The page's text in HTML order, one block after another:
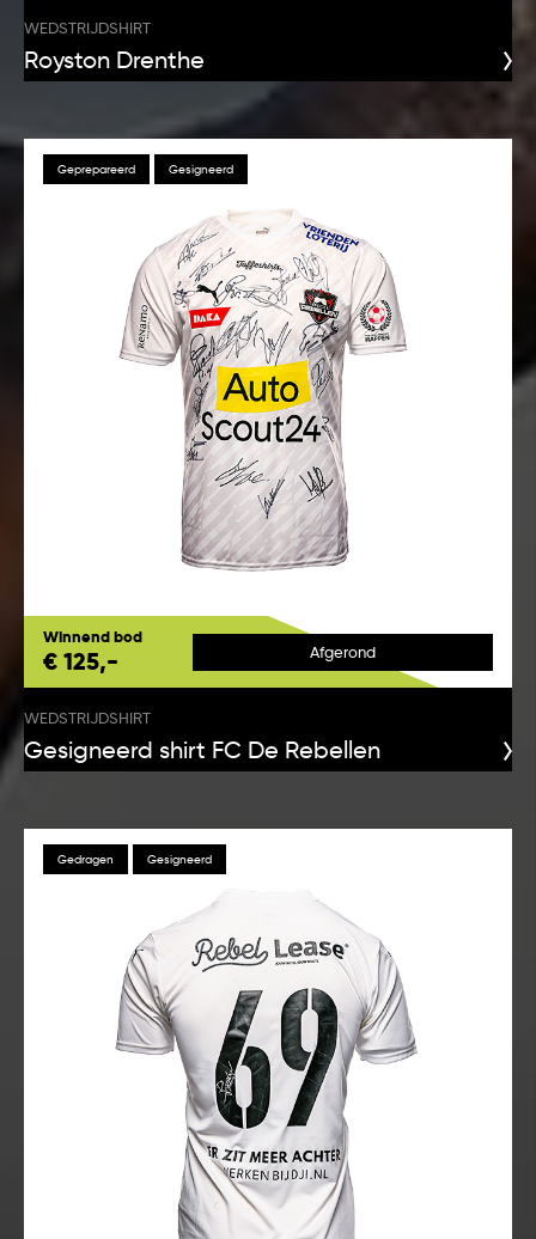
WEDSTRIJDSHIRT
Royston Drenthe
Geprepareerd Gesigneerd
Winnend bod
€ 125,- Afgerond
WEDSTRIJDSHIRT
Gesigneerd shirt FC De Rebellen
Gedragen Gesigneerd